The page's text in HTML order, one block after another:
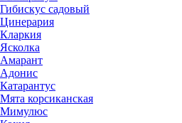
Гибискус садовый
Цинерария
Кларкия
Ясколка
Амарант
Адонис
Катарантус
Мята корсиканская
Мимулюс